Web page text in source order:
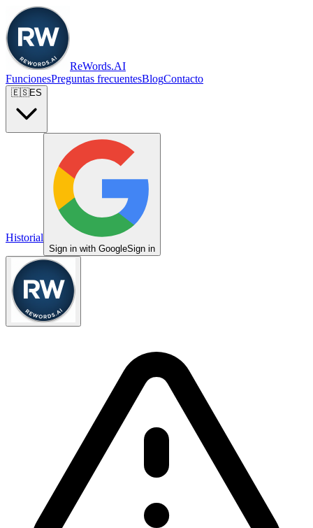
ReWords.AI
FuncionesPreguntas frecuentesBlogContacto
🇪🇸ES
Historial
Sign in with GoogleSign in